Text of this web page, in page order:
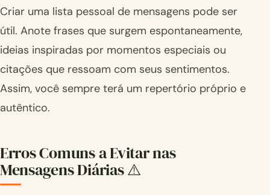
Criar uma lista pessoal de mensagens pode ser
útil. Anote frases que surgem espontaneamente,
ideias inspiradas por momentos especiais ou
citações que ressoam com seus sentimentos.
Assim, você sempre terá um repertório próprio e
autêntico.
Erros Comuns a Evitar nas
Mensagens Diárias ⚠️